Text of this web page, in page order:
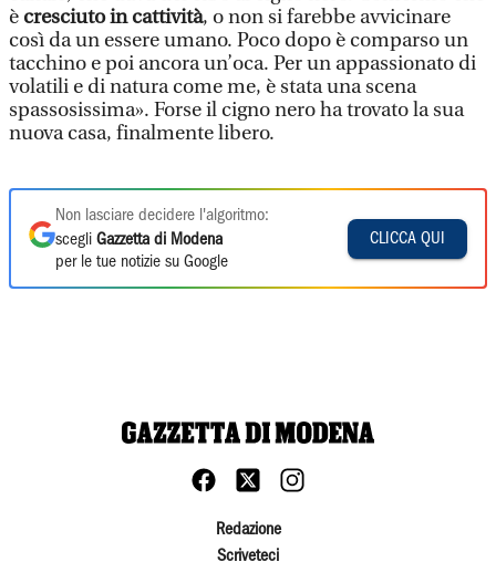
è cresciuto in cattività, o non si farebbe avvicinare
così da un essere umano. Poco dopo è comparso un
tacchino e poi ancora un’oca. Per un appassionato di
volatili e di natura come me, è stata una scena
spassosissima». Forse il cigno nero ha trovato la sua
nuova casa, finalmente libero.
Non lasciare decidere l'algoritmo:
scegli Gazzetta di Modena
per le tue notizie su Google
CLICCA QUI
Redazione
Scriveteci